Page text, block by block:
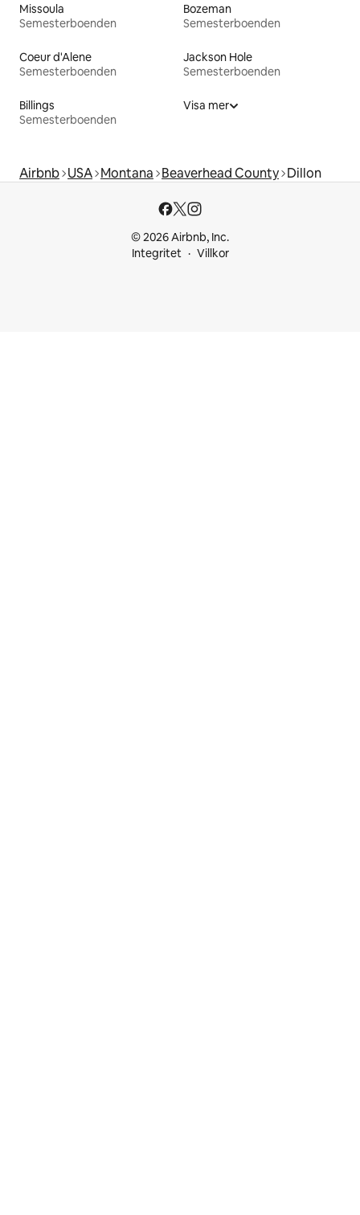
Missoula
Semesterboenden
Bozeman
Semesterboenden
Coeur d'Alene
Semesterboenden
Jackson Hole
Semesterboenden
Billings
Semesterboenden
Visa mer
Airbnb USA Montana Beaverhead County Dillon
© 2026 Airbnb, Inc.
Integritet
Villkor